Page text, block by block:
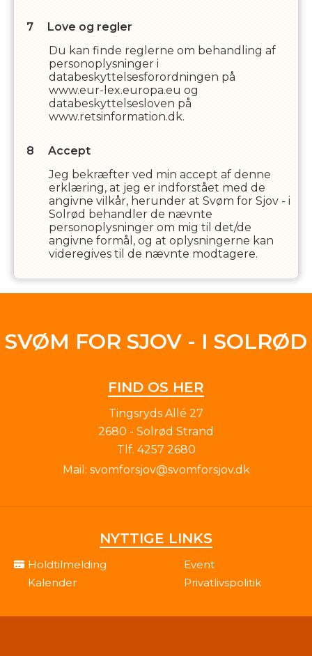
Love og regler
Du kan finde reglerne om behandling af
personoplysninger i
databeskyttelsesforordningen på
www.eur-lex.europa.eu og
databeskyttelsesloven på
www.retsinformation.dk.
Accept
Jeg bekræfter ved min accept af denne
erklæring, at jeg er indforstået med de
angivne vilkår, herunder at Svøm for Sjov - i
Solrød behandler de nævnte
personoplysninger om mig til det/de
angivne formål, og at oplysningerne kan
videregives til de nævnte modtagere.
SVØM FOR SJOV - I SOLRØD
FIND OS HER
Tingsryds Allé 27
2680 - Solrød Strand
Tlf. 4257 2680
Mail: svomforsjov@svomforsjov.dk
NYTTIGE LINKS
Holdtilmelding
Event
Kalender
Privatlivspolitik